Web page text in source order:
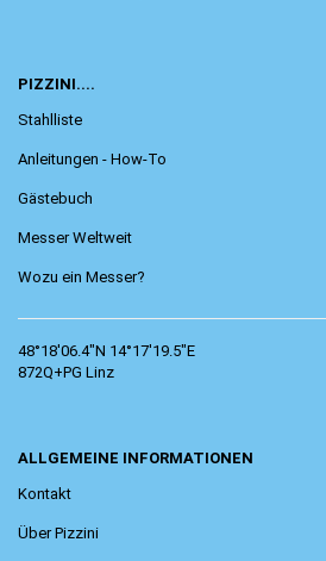
PIZZINI....
Stahlliste
Anleitungen - How-To
Gästebuch
Messer Weltweit
Wozu ein Messer?
48°18'06.4"N 14°17'19.5"E
872Q+PG Linz
ALLGEMEINE INFORMATIONEN
Kontakt
Über Pizzini